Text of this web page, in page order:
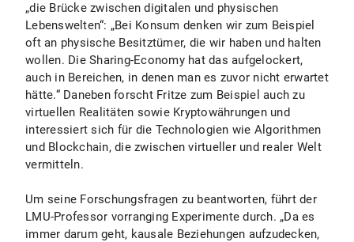
„die Brücke zwischen digitalen und physischen
Lebenswelten“: „Bei Konsum denken wir zum Beispiel
oft an physische Besitztümer, die wir haben und halten
wollen. Die Sharing-Economy hat das aufgelockert,
auch in Bereichen, in denen man es zuvor nicht erwartet
hätte.“ Daneben forscht Fritze zum Beispiel auch zu
virtuellen Realitäten sowie Kryptowährungen und
interessiert sich für die Technologien wie Algorithmen
und Blockchain, die zwischen virtueller und realer Welt
vermitteln.
Um seine Forschungsfragen zu beantworten, führt der
LMU-Professor vorranging Experimente durch. „Da es
immer darum geht, kausale Beziehungen aufzudecken,